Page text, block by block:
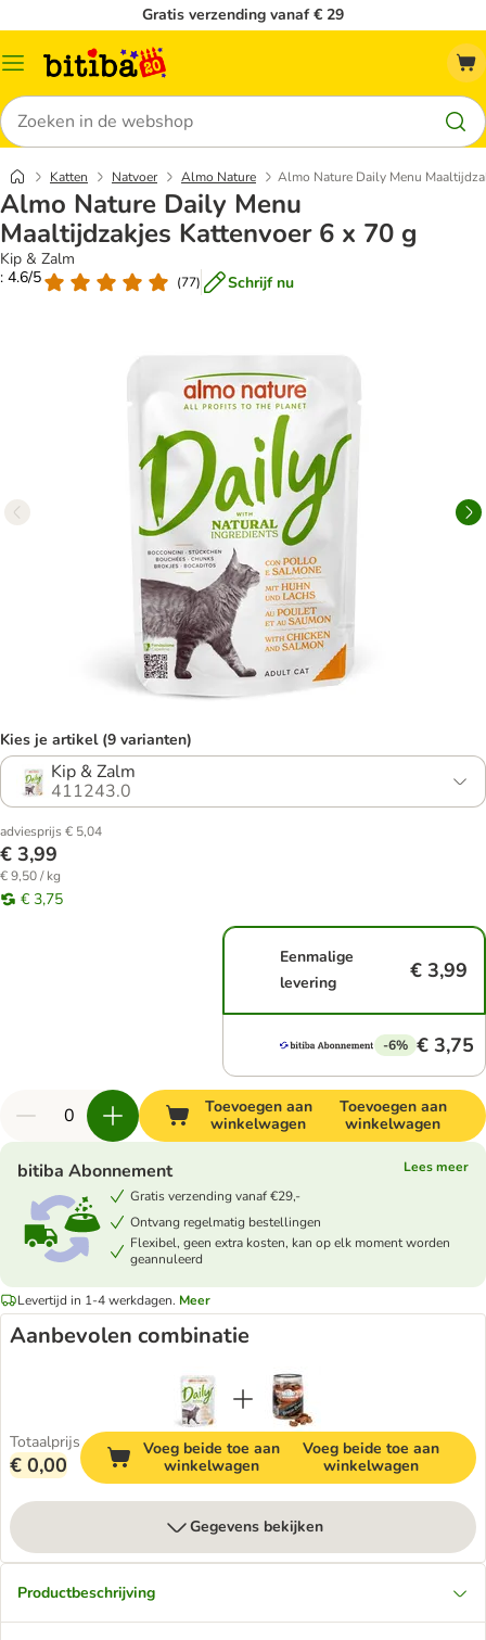
Gratis verzending vanaf € 29
Catalogusmenu
Zoeken
Katten Natvoer Almo Nature Almo Nature Daily Menu
Almo Nature Daily Menu
Maaltijdzakjes Kattenvoer 6 x 70 g
Kip & Zalm
: 4.6/5
(77) Schrijf nu
Kies je artikel (9 varianten)
Kip & Zalm
411243.0
adviesprijs € 5,04
€ 3,99
€ 9,50 / kg
€ 3,75
Eenmalige
levering
€ 3,99
-6% € 3,75
Toevoegen aan
winkelwagen
Toevoegen aan
winkelwagen
bitiba Abonnement
Lees meer
Gratis verzending vanaf €29,-
Ontvang regelmatig bestellingen
Flexibel, geen extra kosten, kan op elk moment worden
geannuleerd
Levertijd in 1-4 werkdagen. Meer
Aanbevolen combinatie
Totaalprijs
€ 0,00
Voeg beide toe aan
winkelwagen
Voeg beide toe aan
winkelwagen
Gegevens bekijken
Productbeschrijving